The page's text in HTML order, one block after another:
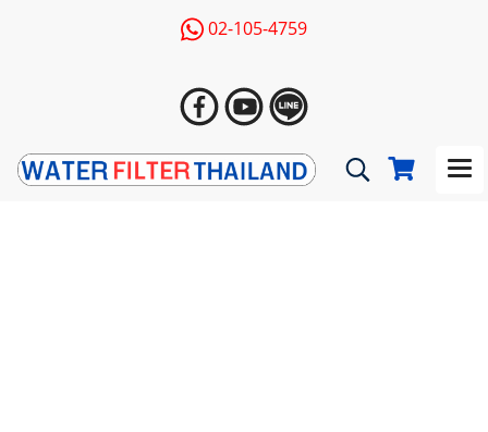
02-105-4759